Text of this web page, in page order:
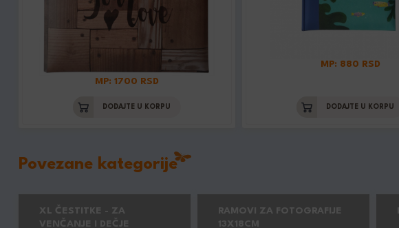
MP: 1700 RSD
DODAJTE U KORPU
MP: 880 RSD
DODAJTE U KORPU
Povezane kategorije
XL ČESTITKE - ZA
VENČANJE I DEČJE
RAMOVI ZA FOTOGRAFIJE
13X18CM